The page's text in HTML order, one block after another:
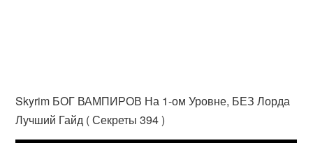
Skyrim БОГ ВАМПИРОВ На 1-ом Уровне, БЕЗ Лорда
Лучший Гайд ( Секреты 394 )